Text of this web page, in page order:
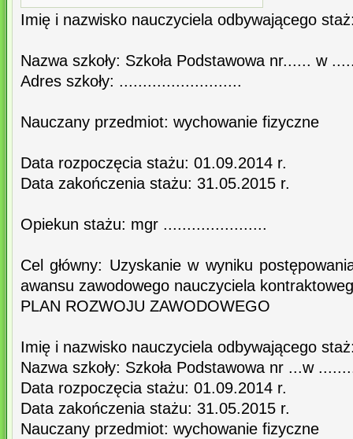
Imię i nazwisko nauczyciela odbywającego
Nazwa szkoły: Szkoła Podstawowa nr...... w
Adres szkoły: ..........................
Nauczany przedmiot: wychowanie fizyczne
Data rozpoczęcia stażu: 01.09.2014 r.
Data zakończenia stażu: 31.05.2015 r.
Opiekun stażu: mgr ......................
Cel główny: Uzyskanie w wyniku
awansu zawodowego nauczyciela
PLAN ROZWOJU ZAWODOWEGO
Imię i nazwisko nauczyciela odbywającego
Nazwa szkoły: Szkoła Podstawowa nr ...w
Data rozpoczęcia stażu: 01.09.2014 r.
Data zakończenia stażu: 31.05.2015 r.
Nauczany przedmiot: wychowanie fizyczne